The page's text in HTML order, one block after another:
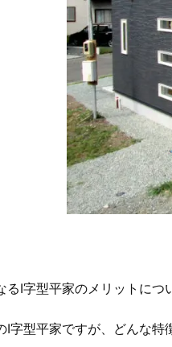
るI字型平家のメリットにつ
字型平家ですが、どんな特